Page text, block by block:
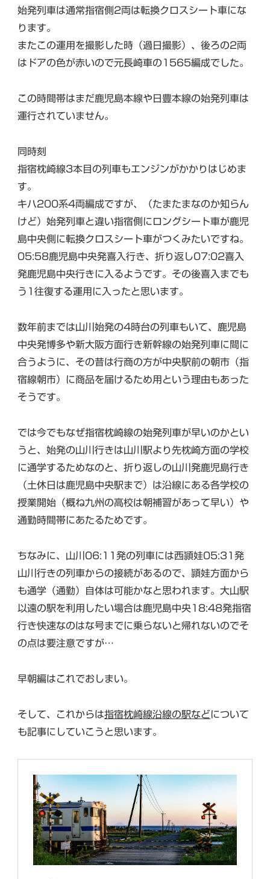
始発列車は通常指宿側2両は転換クロスシート車にな
ります。
またこの運用を撮影した時（過日撮影）、後ろの2両
はドアの色が赤いので元長崎車の1565編成でした。
この時間帯はまだ鹿児島本線や日豊本線の始発列車は
運行されていません。
同時刻
指宿枕崎線3本目の列車もエンジンがかかりはじめま
す。
キハ200系4両編成ですが、（たまたまなのか知らん
けど）始発列車と違い指宿側にロングシート車が鹿児
島中央側に転換クロスシート車がつくみたいですね。
05:58鹿児島中央発喜入行き、折り返し07:02喜入
発鹿児島中央行きに入るようです。その後喜入までも
う1往復する運用に入ったと思います。
数年前までは山川始発の4時台の列車もいて、鹿児島
中央発博多や新大阪方面行き新幹線の始発列車に間に
合うように、その昔は行商の方が中央駅前の朝市（指
宿線朝市）に商品を届けるため用という理由もあった
そうです。
では今でもなぜ指宿枕崎線の始発列車が早いのかとい
うと、始発の山川行きは山川駅より先枕崎方面の学校
に通学するためなのと、折り返しの山川発鹿児島行き
（土休日は鹿児島中央駅まで）は沿線にある各学校の
授業開始（概ね九州の高校は朝補習があって早い）や
通勤時間帯にあたるためです。
ちなみに、山川06:11発の列車には西頴娃05:31発
山川行きの列車からの接続があるので、頴娃方面から
も通学（通勤）自体は可能かなと思われます。大山駅
以遠の駅を利用したい場合は鹿児島中央18:48発指宿
行き快速なのはな号までに乗らないと帰れないのでそ
の点は要注意ですが…
早朝編はこれでおしまい。
そして、これからは指宿枕崎線沿線の駅などについて
も記事にしていこうと思います。